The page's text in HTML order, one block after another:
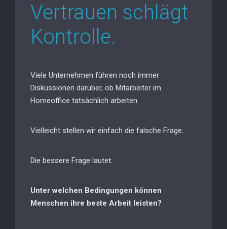
Vertrauen schlägt
Kontrolle.
Viele Unternehmen führen noch immer
Diskussionen darüber, ob Mitarbeiter im
Homeoffice tatsächlich arbeiten.
Vielleicht stellen wir einfach die falsche Frage.
Die bessere Frage lautet:
Unter welchen Bedingungen können
Menschen ihre beste Arbeit leisten?